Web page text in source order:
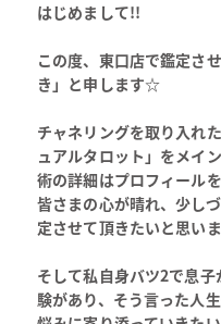
はじめまして!!
この度、東口店で鑑定さ
き」と申します☆
チャネリングを取り入れ
ュアルタロット」をメイ
術の詳細はプロフィール
皆さまの心が晴れ、少し
定させて頂きたいと思い
そして私自身バツ2で息
験があり、そう言った人